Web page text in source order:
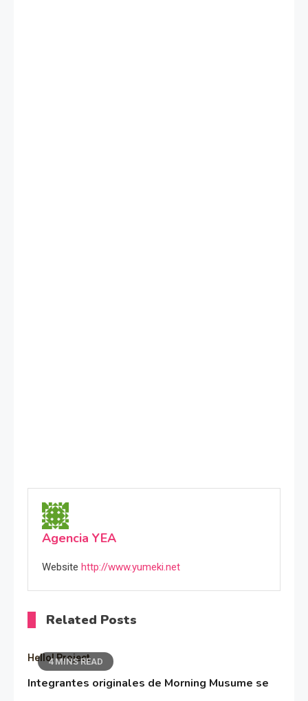
Agencia YEA
Website http://www.yumeki.net
Related Posts
4 MINS READ
Hello! Project
Integrantes originales de Morning Musume se